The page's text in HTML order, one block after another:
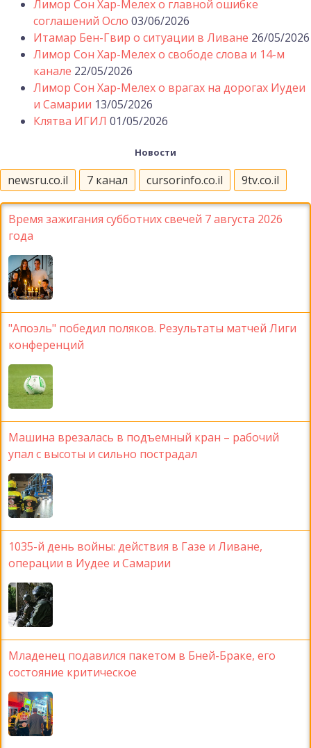
Лимор Сон Хар-Мелех о главной ошибке
соглашений Осло 03/06/2026
Итамар Бен-Гвир о ситуации в Ливане 26/05/2026
Лимор Сон Хар-Мелех о свободе слова и 14-м
канале 22/05/2026
Лимор Сон Хар-Мелех о врагах на дорогах Иудеи
и Самарии 13/05/2026
Клятва ИГИЛ 01/05/2026
Новости
newsru.co.il 7 канал cursorinfo.co.il 9tv.co.il
Время зажигания субботних свечей 7 августа 2026
года
"Апоэль" победил поляков. Результаты матчей Лиги
конференций
Машина врезалась в подъемный кран – рабочий
упал с высоты и сильно пострадал
1035-й день войны: действия в Газе и Ливане,
операции в Иудее и Самарии
Младенец подавился пакетом в Бней-Браке, его
состояние критическое